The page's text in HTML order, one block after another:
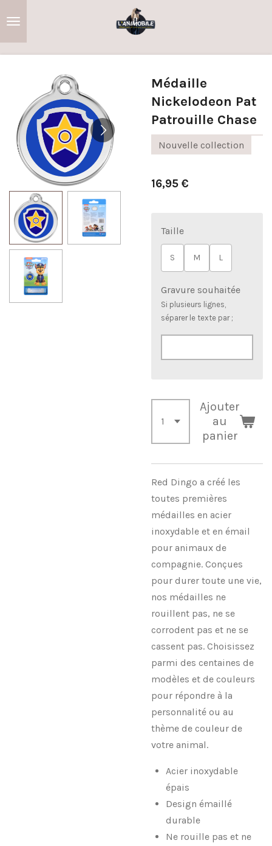
Médaille
Nickelodeon Pat
Patrouille Chase
Nouvelle collection
16,95 €
Taille
S M L
Gravure souhaitée
Si plusieurs lignes,
séparer le texte par ;
Ajouter
au
panier
Red Dingo a créé les
toutes premières
médailles en acier
inoxydable et en émail
pour animaux de
compagnie. Conçues
pour durer toute une vie,
nos médailles ne
rouillent pas, ne se
corrodent pas et ne se
cassent pas. Choisissez
parmi des centaines de
modèles et de couleurs
pour répondre à la
personnalité ou au
thème de couleur de
votre animal.
Acier inoxydable
épais
Design émaillé
durable
Ne rouille pas et ne